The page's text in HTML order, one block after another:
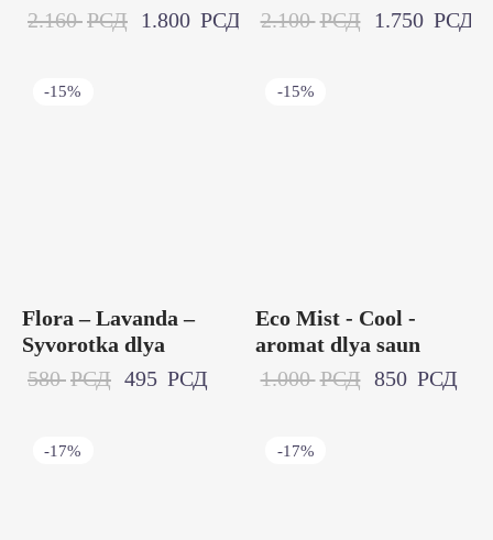
2.160РСД 1.800 РСД
2.100РСД 1.750 РСД
-15%
Flora – Lavanda –
Syvorotka dlya
580РСД 495 РСД
-15%
Eco Mist - Cool -
aromat dlya saun
1.000РСД 850 РСД
-17% -17%